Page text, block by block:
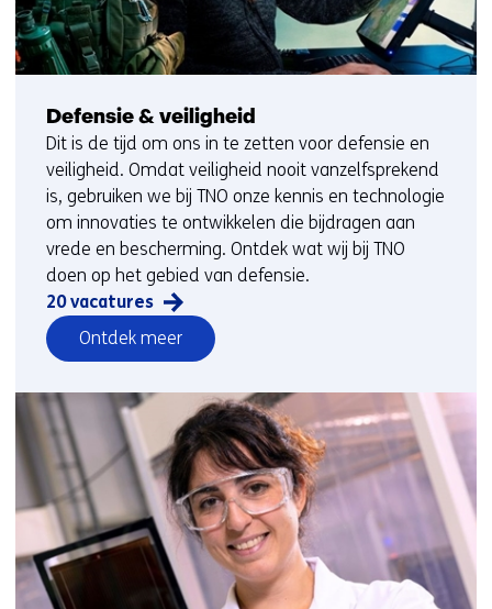
Defensie & veiligheid
Dit is de tijd om ons in te zetten voor defensie en
veiligheid. Omdat veiligheid nooit vanzelfsprekend
is, gebruiken we bij TNO onze kennis en technologie
om innovaties te ontwikkelen die bijdragen aan
vrede en bescherming. Ontdek wat wij bij TNO
doen op het gebied van defensie.
20 vacatures
Ontdek meervacatures
op
het
gebied
van
Ontdek
meer